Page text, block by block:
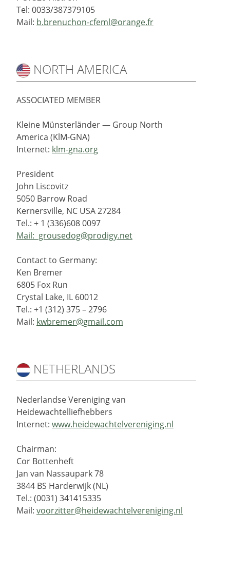
Tel: 0033/387379105
Mail: b.brenuchon-cfeml@orange.fr
NORTH AMERICA
ASSOCIATED MEMBER
Kleine Münsterländer — Group North
America (KlM-GNA)
Internet: klm-gna.org
President
John Liscovitz
5050 Barrow Road
Kernersville, NC USA 27284
Tel.: + 1 (336)608 0097
Mail: grousedog@prodigy.net
Contact to Germany:
Ken Bremer
6805 Fox Run
Crystal Lake, IL 60012
Tel.: +1 (312) 375 – 2796
Mail: kwbremer@gmail.com
NETHERLANDS
Nederlandse Vereniging van
Heidewachtelliefhebbers
Internet: www.heidewachtelvereniging.nl
Chairman:
Cor Bottenheft
Jan van Nassaupark 78
3844 BS Harderwijk (NL)
Tel.: (0031) 341415335
Mail: voorzitter@heidewachtelvereniging.nl